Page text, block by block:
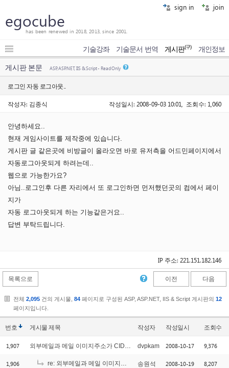
sign in join
egocube
has been renewed in 2018, 2013, since 2001.
기술강좌 기술문서 번역 게시판(구) 개인정보
게시판 본문 ASP, ASP.NET, IIS & Script - Read Only
로그인 자동 로그아웃..
작성자: 김종식 작성일시: 2008-09-03 10:01, 조회수: 1,060
안녕하세요..
현재 게임사이트를 제작중에 있습니다.
게시판 글 같은곳에 비방글이 올라오면 바로 유저측을 어드민페이지에서
자동로그아웃되게 하려는데..
웹으로 가능한가요?
아님..로그인후 다른 자리에서 또 로그인하면 먼저했던곳의 컴에서 페이
지가
자동 로그아웃되게 하는 기능같은거요..
답변 부탁드립니다.
IP 주소: 221.151.182.146
목록으로 이전 다음
전체 2,095 건의 게시물, 84 페이지로 구성된 ASP, ASP.NET, IIS & Script 게시판의 12
페이지입니다.
번호 게시물제목 작성자 작성일시 조회수
1,907 외부메일과 메일 이미지주소가 CID로 들어오는거에대해서좀.. dvpkam 2008-10-17 9,376
1,906 re: 외부메일과 메일 이미지주소가 CID로 들어오는거에대해서좀.. 송원석 2008-10-19 8,207